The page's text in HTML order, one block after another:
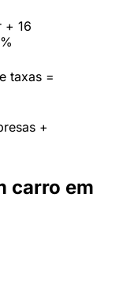
+ 16
taxas =
+
carro em